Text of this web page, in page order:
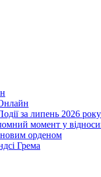
за липень 2026 року
момент у
орденом
Грема